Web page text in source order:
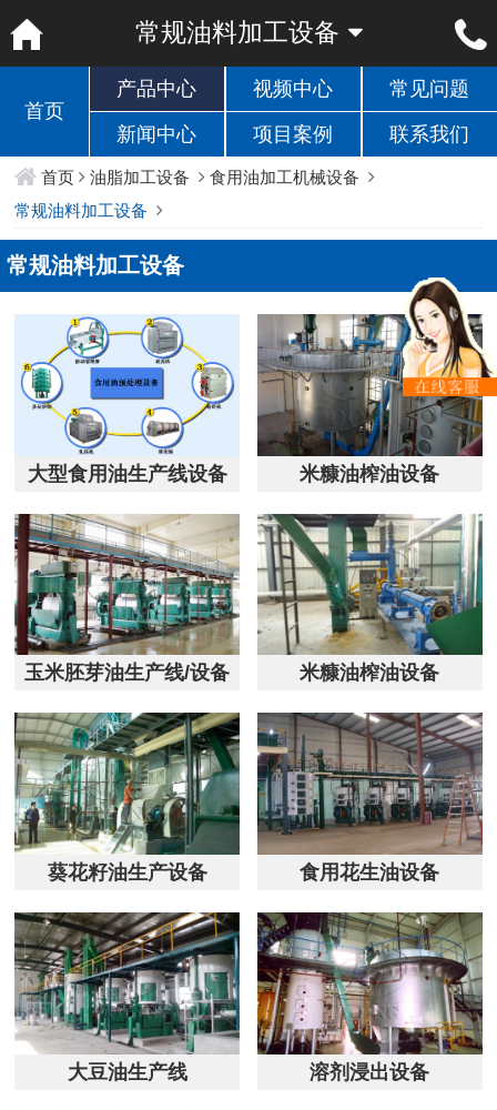
常规油料加工设备
首页
产品中心 视频中心 常见问题
新闻中心 项目案例 联系我们
首页 油脂加工设备
食用油加工机械设备
常规油料加工设备
常规油料加工设备
大型食用油生产线设备 米糠油榨油设备
玉米胚芽油生产线/设备 米糠油榨油设备
葵花籽油生产设备 食用花生油设备
大豆油生产线 溶剂浸出设备